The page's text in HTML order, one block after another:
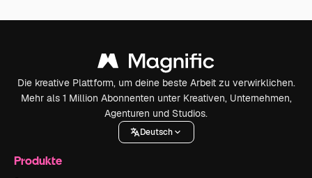
Die kreative Plattform, um deine beste Arbeit zu verwirklichen.
Mehr als 1 Million Abonnenten unter Kreativen, Unternehmen,
Agenturen und Studios.
Deutsch
Produkte